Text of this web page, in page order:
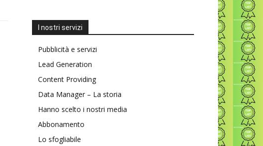
I nostri servizi
Pubblicità e servizi
Lead Generation
Content Providing
Data Manager – La storia
Hanno scelto i nostri media
Abbonamento
Lo sfogliabile